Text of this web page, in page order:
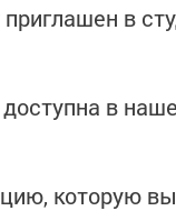
в
в
которую